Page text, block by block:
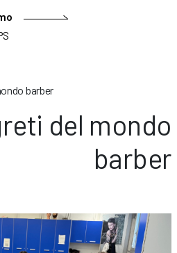
barber
del mondo
barber